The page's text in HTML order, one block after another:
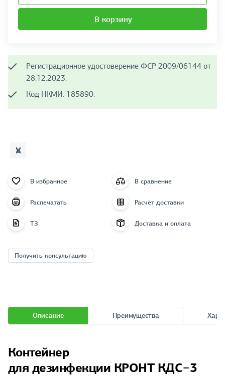
В корзину
Регистрационное удостоверение ФСР 2009/06144 от
28.12.2023.
Код НКМИ: 185890.
В избранное В сравнение
Распечатать Расчёт доставки
ТЗ Доставка и оплата
Получить консультацию
Описание Преимущества
Контейнер
для дезинфекции КРОНТ КДС−3